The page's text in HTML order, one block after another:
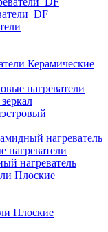
Керамические
нагреватели
нагреватель
нагреватели
нагреватель
Плоские
Плоские